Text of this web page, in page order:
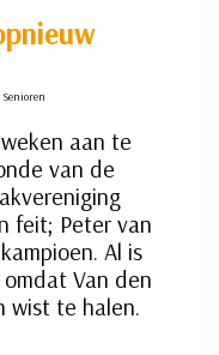
Senioren
aan te
van de
feit; Peter van
Al is
Van den
wist te halen.